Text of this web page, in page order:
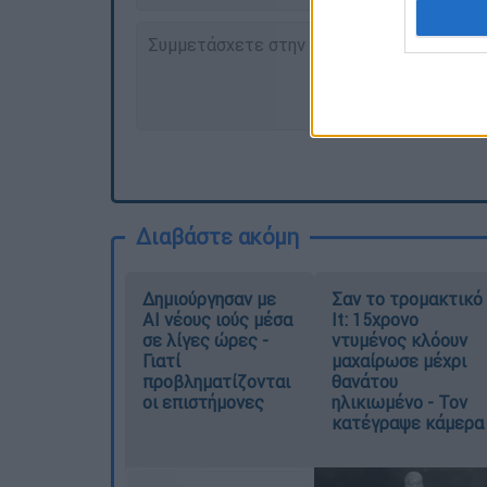
Διαβάστε ακόμη
Δημιούργησαν με
AI νέους ιούς μέσα
σε λίγες ώρες -
Γιατί
προβληματίζονται
οι επιστήμονες
Σαν το τρομακτικό
It: 15χρονο
ντυμένος κλόουν
μαχαίρωσε μέχρι
θανάτου
ηλικιωμένο - Τον
κατέγραψε κάμερα